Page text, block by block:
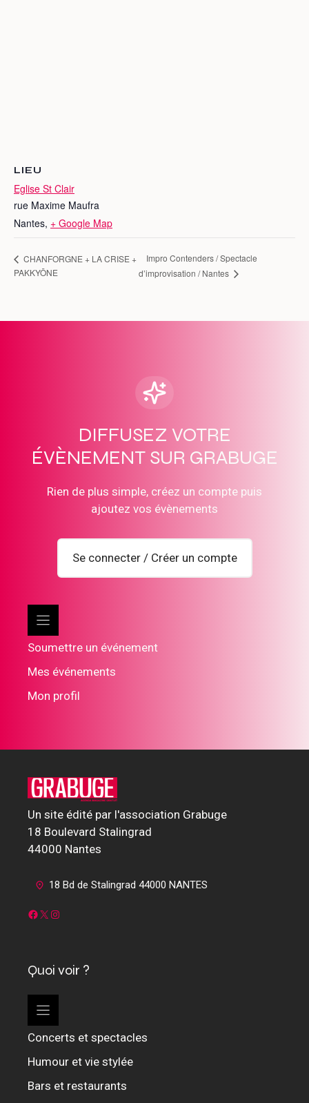
LIEU
Eglise St Clair
rue Maxime Maufra
Nantes, + Google Map
CHANFORGNE + LA CRISE +
PAKKYŌNE
Impro Contenders / Spectacle
d’improvisation / Nantes
DIFFUSEZ VOTRE
ÉVÈNEMENT SUR GRABUGE
Rien de plus simple, créez un compte puis
ajoutez vos évènements
Se connecter / Créer un compte
Soumettre un événement
Mes événements
Mon profil
Un site édité par l'association Grabuge
18 Boulevard Stalingrad
44000 Nantes
18 Bd de Stalingrad 44000 NANTES
Facebook
X Instagram
Quoi voir ?
Concerts et spectacles
Humour et vie stylée
Bars et restaurants